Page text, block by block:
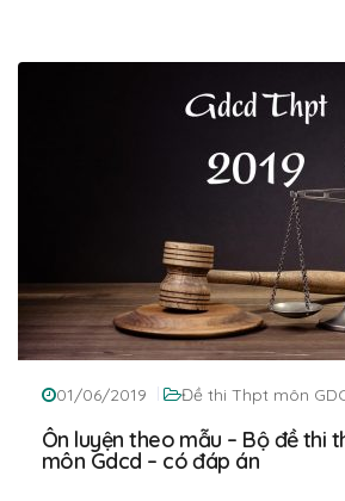
01/06/2019 Đề thi Thpt môn
Ôn luyện theo mẫu – Bộ đề thi
môn Gdcd – có đáp án